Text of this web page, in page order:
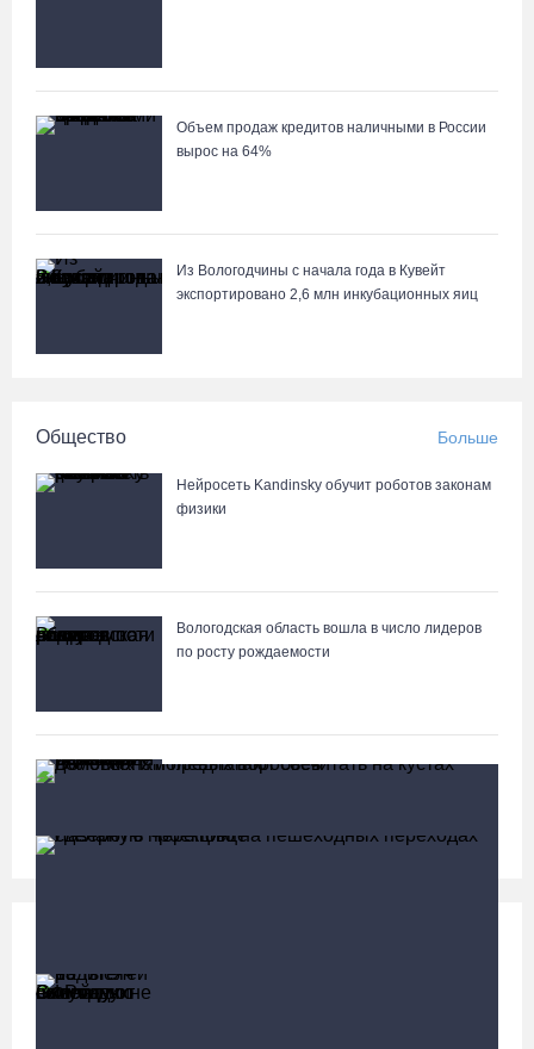
Объем продаж кредитов наличными в России
вырос на 64%
Из Вологодчины с начала года в Кувейт
экспортировано 2,6 млн инкубационных яиц
Общество Больше
Нейросеть Kandinsky обучит роботов законам
физики
Вологодская область вошла в число лидеров
по росту рождаемости
Вологжане через чат-бот подали 26 тысяч